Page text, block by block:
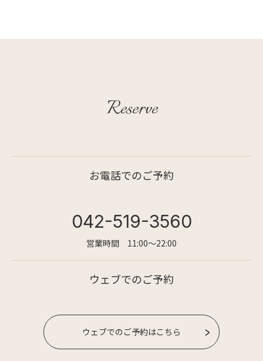
Reserve
お電話でのご予約
042-519-3560
営業時間 11:00〜22:00
ウェブでのご予約
ウェブでのご予約はこちら